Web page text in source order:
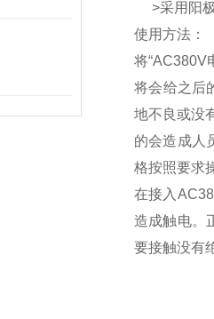
>采用阳极
使用方法：
将“AC380V
将会给之后
地不良或没
的会造成人
格按照要求
在接入
造成触电。
要接触没有